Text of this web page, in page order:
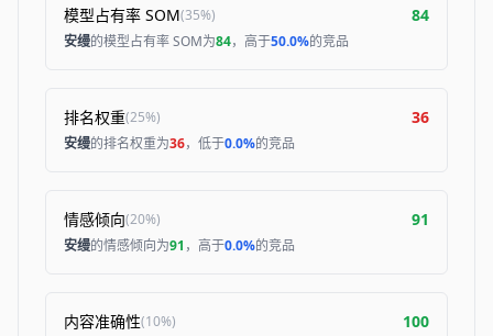
模型占有率 SOM(35%) 84
安缦的模型占有率 SOM为84，高于50.0%的竞品
排名权重(25%) 36
安缦的排名权重为36，低于0.0%的竞品
情感倾向(20%) 91
安缦的情感倾向为91 ，高于0.0%的竞品
内容准确性(10%) 100